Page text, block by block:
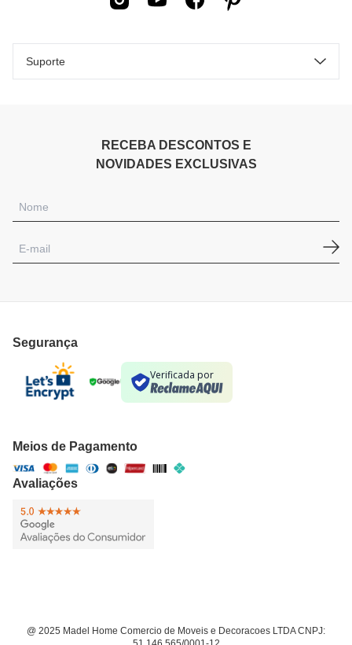
Suporte
RECEBA DESCONTOS E
NOVIDADES EXCLUSIVAS
Segurança
Verificada por
Meios de Pagamento
Avaliações
@ 2025 Madel Home Comercio de Moveis e Decoracoes LTDA CNPJ: